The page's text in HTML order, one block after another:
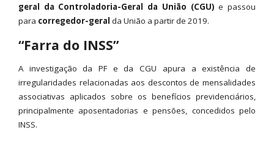
geral da Controladoria-Geral da União (CGU) e passou
para corregedor-geral da União a partir de 2019.
“Farra do INSS”
A investigação da PF e da CGU apura a existência de
irregularidades relacionadas aos descontos de mensalidades
associativas aplicados sobre os benefícios previdenciários,
principalmente aposentadorias e pensões, concedidos pelo
INSS.